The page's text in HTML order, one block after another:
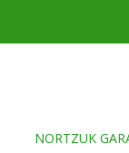
NORTZUK